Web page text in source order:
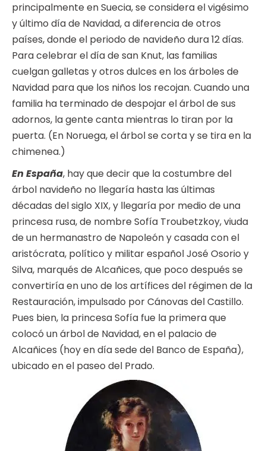
principalmente en Suecia, se considera el vigésimo
y último día de Navidad, a diferencia de otros
países, donde el periodo de navideño dura 12 días.
Para celebrar el día de san Knut, las familias
cuelgan galletas y otros dulces en los árboles de
Navidad para que los niños los recojan. Cuando una
familia ha terminado de despojar el árbol de sus
adornos, la gente canta mientras lo tiran por la
puerta. (En Noruega, el árbol se corta y se tira en la
chimenea.)
En España, hay que decir que la costumbre del
árbol navideño no llegaría hasta las últimas
décadas del siglo XIX, y llegaría por medio de una
princesa rusa, de nombre Sofía Troubetzkoy, viuda
de un hermanastro de Napoleón y casada con el
aristócrata, político y militar español José Osorio y
Silva, marqués de Alcañices, que poco después se
convertiría en uno de los artífices del régimen de la
Restauración, impulsado por Cánovas del Castillo.
Pues bien, la princesa Sofía fue la primera que
colocó un árbol de Navidad, en el palacio de
Alcañices (hoy en día sede del Banco de España),
ubicado en el paseo del Prado.